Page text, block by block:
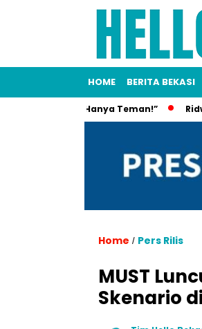
HOME BERITA BEKASI
Ryan: “Hanya Teman!” Ridwan
Home / Pers Rilis
MUST
Skenario